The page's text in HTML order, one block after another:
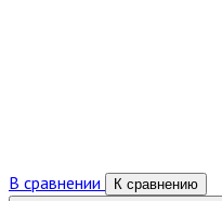
В сравнении К сравнению